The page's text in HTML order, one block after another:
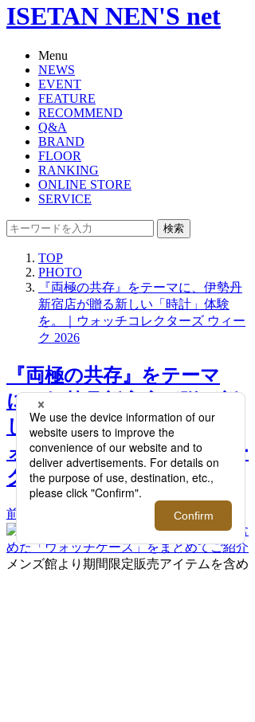
ISETAN NEN'S net
Menu
NEWS
EVENT
FEATURE
RECOMMEND
Q&A
BRAND
FLOOR
RANKING
ONLINE STORE
SERVICE
検索
TOP
PHOTO
『両極の共存』をテーマに、伊勢丹
新宿店が贈る新しい「時計」体験
を。｜ウォッチコレクターズ ウィー
ク 2026
『両極の共存』をテーマ
に、伊勢丹新宿店が贈る新
しい「時計」体験を。｜ウ
ォッチコレクターズ ウィー
ク 2026 >>
前へ
メンズ館より期間限定販売アイテムを含め